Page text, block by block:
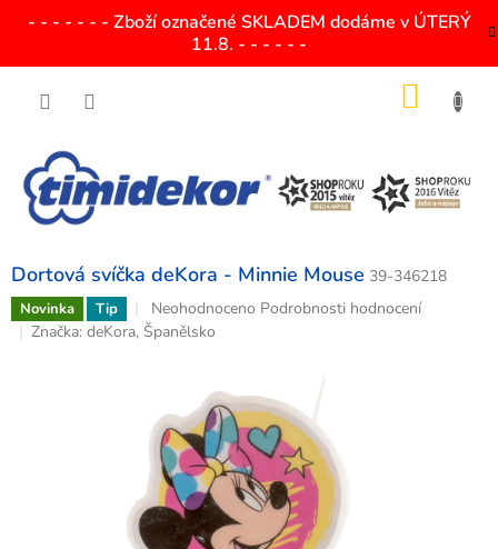
- - - - - - - Zboží označené SKLADEM dodáme v ÚTERÝ
11.8. - - - - - -
Dortová svíčka deKora - Minnie Mouse 39-346218
Novinka Tip
Průměrné
hodnocení
5
hvězdiček.
Neohodnoceno Podrobnosti hodnocení
Značka: deKora, Španělsko